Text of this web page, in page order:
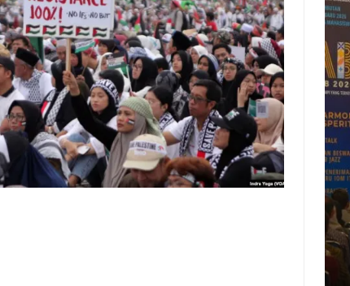
Tren Bergeser, Generasi